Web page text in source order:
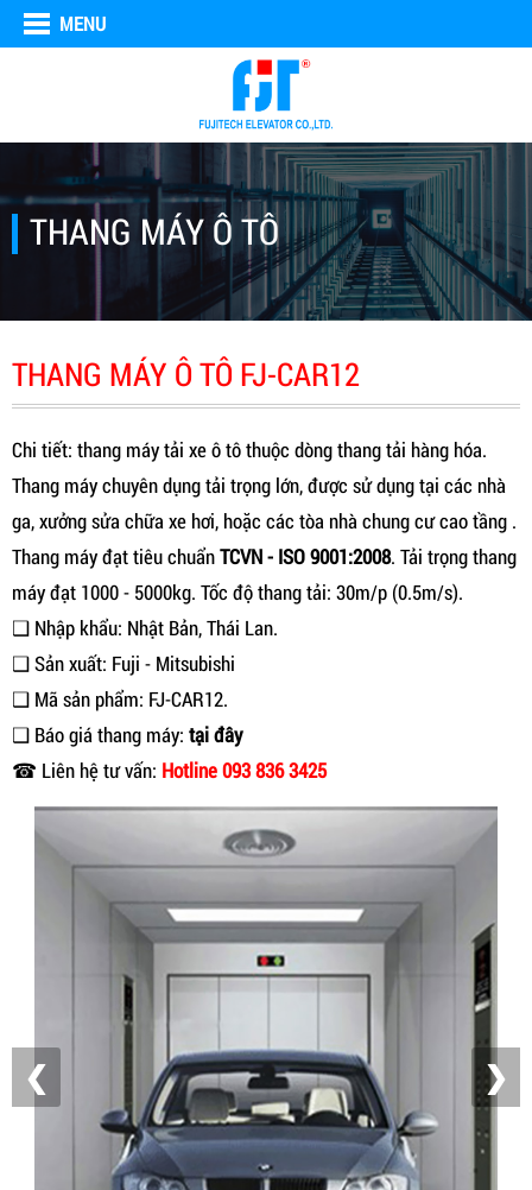
MENU
THANG MÁY Ô TÔ
THANG MÁY Ô TÔ FJ-CAR12
Chi tiết: thang máy tải xe ô tô thuộc dòng thang tải hàng hóa.
Thang máy chuyên dụng tải trọng lớn, được sử dụng tại các nhà
ga, xưởng sửa chữa xe hơi, hoặc các tòa nhà chung cư cao tầng .
Thang máy đạt tiêu chuẩnTCVN - ISO 9001:2008. Tải trọng thang
máy đạt 1000 - 5000kg. Tốc độ thang tải: 30m/p (0.5m/s).
❑ Nhập khẩu: Nhật Bản, Thái Lan.
❑ Sản xuất: Fuji - Mitsubishi
❑ Mã sản phẩm: FJ-CAR12.
❑ Báo giá thang máy: tại đây
☎ Liên hệ tư vấn: Hotline 093 836 3425
❮ ❯